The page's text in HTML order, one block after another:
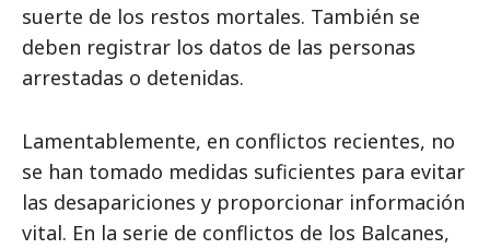
suerte de los restos mortales. También se
deben registrar los datos de las personas
arrestadas o detenidas.
Lamentablemente, en conflictos recientes, no
se han tomado medidas suficientes para evitar
las desapariciones y proporcionar información
vital. En la serie de conflictos de los Balcanes,